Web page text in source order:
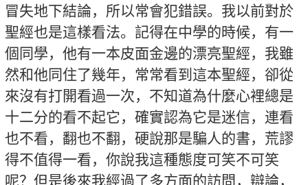
冒失地下結論，所以常會犯錯誤。我以前對於
聖經也是這樣看法。記得在中學的時候，有一
個同學，他有一本皮面金邊的漂亮聖經，我雖
然和他同住了幾年，常常看到這本聖經，卻從
來沒有打開看過一次，不知道為什麼心裡總是
十二分的看不起它，確實認為它是迷信，連看
也不看，翻也不翻，硬說那是騙人的書，荒謬
得不值得一看，你說我這種態度可笑不可笑
呢？但是後來我經過了多方面的訪問，辯論，